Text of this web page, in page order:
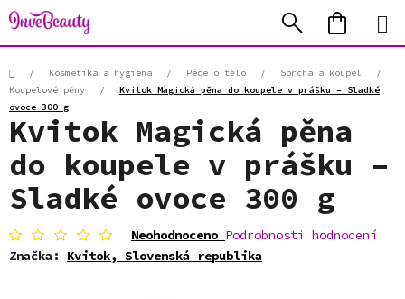
Přejít
na
obsah
Hledat
KOŠÍK
Domů/ Kosmetika a hygiena / Péče o tělo / Sprcha a koupel
/
Koupelové pěny
/
Kvitok Magická pěna do koupele v prášku – Sladké
ovoce 300 g
Kvitok Magická pěna
do koupele v prášku –
Sladké ovoce 300 g
Průměrné
hodnocení
produktu
Neohodnoceno Podrobnosti hodnocení
Značka: Kvitok, Slovenská republika